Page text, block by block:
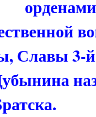
Славы 3-